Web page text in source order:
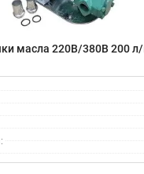
масла 220В/380В 200